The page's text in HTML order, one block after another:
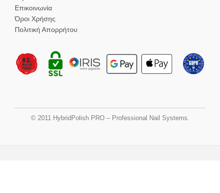
Επικοινωνία
Όροι Χρήσης
Πολιτική Απορρήτου
© 2011 HybridPolish PRO – Professional Nail Systems.